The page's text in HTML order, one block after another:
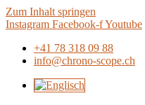
Zum Inhalt springen
Instagram Facebook-fYoutube
+41 78 318 09 88
info@chrono-scope.ch